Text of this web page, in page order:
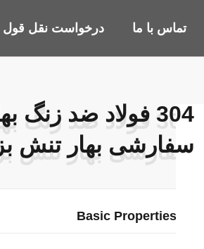
تماس با ما درخواست نقل قول
304 فولاد ضد
سفارشی بهار تنش
304 فولاد ضد
سفارشی بهار تنش
Basic Properties